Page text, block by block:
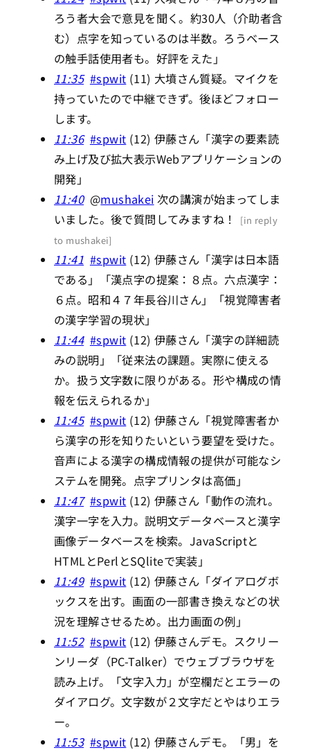
ろう者大会で意見を聞く。約30人（介助者含
む）点字を知っているのは半数。ろうベース
の触手話使用者も。好評をえた」
11:35 #spwit (11) 大墳さん質疑。マイクを
持っていたので中継できず。後ほどフォロー
します。
11:36 #spwit (12) 伊藤さん「漢字の要素読
み上げ及び拡大表示Webアプリケーションの
開発」
11:40 @mushakei 次の講演が始まってしま
いました。後で質問してみますね！
[in reply
to mushakei]
11:41 #spwit (12) 伊藤さん「漢字は日本語
である」「漢点字の提案：８点。六点漢字：
６点。昭和４７年長谷川さん」「視覚障害者
の漢字学習の現状」
11:44 #spwit (12) 伊藤さん「漢字の詳細読
みの説明」「従来法の課題。実際に使える
か。扱う文字数に限りがある。形や構成の情
報を伝えられるか」
11:45 #spwit (12) 伊藤さん「視覚障害者か
ら漢字の形を知りたいという要望を受けた。
音声による漢字の構成情報の提供が可能なシ
ステムを開発。点字プリンタは高価」
11:47 #spwit (12) 伊藤さん「動作の流れ。
漢字一字を入力。説明文データベースと漢字
画像データベースを検索。JavaScriptと
HTMLとPerlとSQliteで実装」
11:49 #spwit (12) 伊藤さん「ダイアログボ
ックスを出す。画面の一部書き換えなどの状
況を理解させるため。出力画面の例」
11:52 #spwit (12) 伊藤さんデモ。スクリー
ンリーダ（PC-Talker）でウェブブラウザを
読み上げ。「文字入力」が空欄だとエラーの
ダイアログ。文字数が２文字だとやはりエラ
ー。
11:53 #spwit (12) 伊藤さんデモ。「男」を